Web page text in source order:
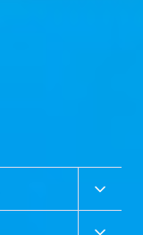
Le
Menu